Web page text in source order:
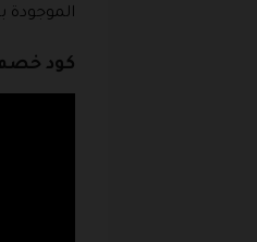
الموجودة
كود خصم